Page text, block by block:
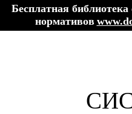
Бесплатная библиотека
нормативов